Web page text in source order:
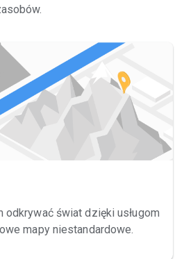
odkrywać świat dzięki usługom
mapy niestandardowe.